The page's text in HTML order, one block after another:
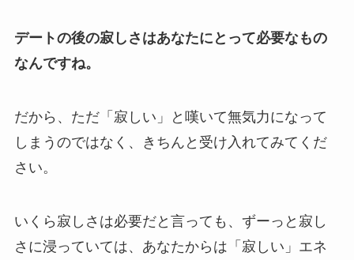
デートの後の寂しさはあなたにとって必要なもの
なんですね。
だから、ただ「寂しい」と嘆いて無気力になって
しまうのではなく、きちんと受け入れてみてくだ
さい。
いくら寂しさは必要だと言っても、ずーっと寂し
さに浸っていては、あなたからは「寂しい」エネ